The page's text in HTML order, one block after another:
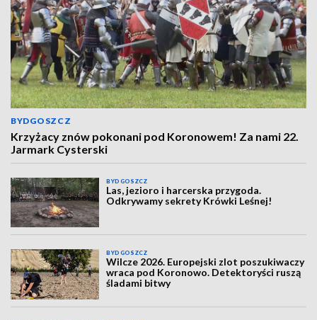
BYDGOSZCZ
Krzyżacy znów pokonani pod Koronowem! Za nami 22.
Jarmark Cysterski
BYDGOSZCZ
Las, jezioro i harcerska przygoda.
Odkrywamy sekrety Krówki Leśnej!
BYDGOSZCZ
Wilcze 2026. Europejski zlot poszukiwaczy
wraca pod Koronowo. Detektoryści ruszą
śladami bitwy